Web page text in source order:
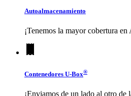
Autoalmacenamiento
¡Tenemos la mayor cobertura
Contenedores U-Box®
¡Enviamos de un lado al otro de